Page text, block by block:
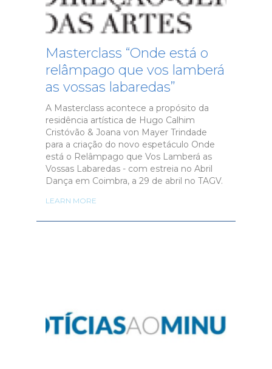
Masterclass “Onde está o
relâmpago que vos lamberá
as vossas labaredas”
A Masterclass acontece a propósito da
residência artística de Hugo Calhim
Cristóvão & Joana von Mayer Trindade
para a criação do novo espetáculo Onde
está o Relâmpago que Vos Lamberá as
Vossas Labaredas - com estreia no Abril
Dança em Coimbra, a 29 de abril no TAGV.
LEARN MORE